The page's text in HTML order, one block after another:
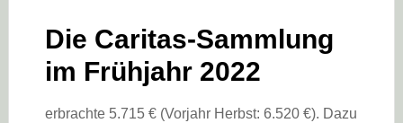
Die Caritas-Sammlung
im Frühjahr 2022
erbrachte 5.715 € (Vorjahr Herbst: 6.520 €). Dazu